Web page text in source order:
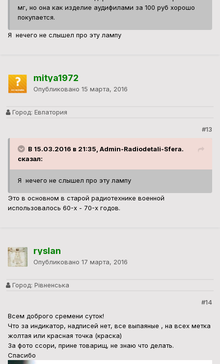
мг, но она как изделие аудифилами за 100 руб хорошо
покупается.
Я нечего не слышел про эту лампу
mitya1972
Опубликовано 15 марта, 2016
Город: Евпатория
#13
В 15.03.2016 в 21:35, Admin-Radiodetali-Sfera.
сказал:
Я нечего не слышел про эту лампу
Это в основном в старой радиотехнике военной
использовалось 60-х - 70-х годов.
ryslan
Опубликовано 17 марта, 2016
Город: Рівненська
#14
Всем доброго сремени суток!
Что за индикатор, надписей нет, все выпаяные , на всех метка
жолтая или красная точка (краска)
За фото ссори, прине товарищ, не знаю что делать.
Спасибо